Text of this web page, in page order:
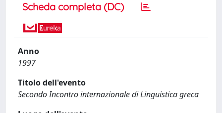
Scheda completa (DC)
Anno
1997
Titolo dell'evento
Secondo Incontro internazionale di Linguistica greca